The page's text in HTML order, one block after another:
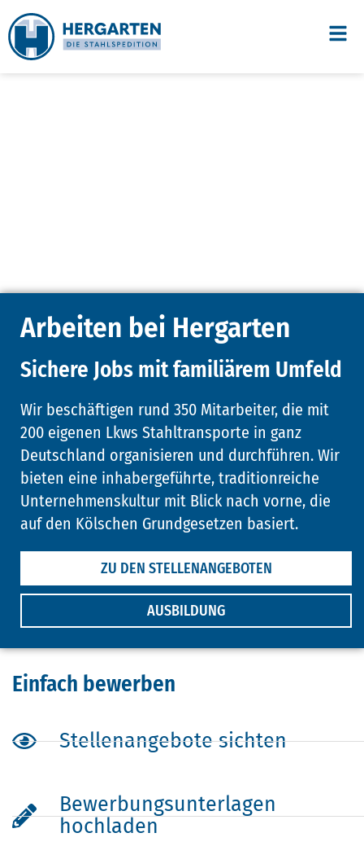
Arbeiten bei Hergarten
Sichere Jobs mit familiärem Umfeld
Wir beschäftigen rund 350 Mitarbeiter, die mit
200 eigenen Lkws Stahltransporte in ganz
Deutschland organisieren und durchführen. Wir
bieten eine inhabergeführte, traditionreiche
Unternehmenskultur mit Blick nach vorne, die
auf den Kölschen Grundgesetzen basiert.
ZU DEN STELLENANGEBOTEN
AUSBILDUNG
Einfach bewerben
Stellenangebote sichten
Bewerbungsunterlagen
hochladen